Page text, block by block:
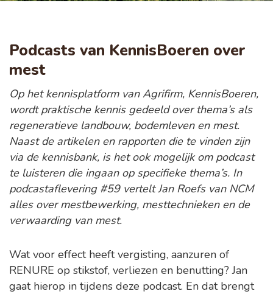
Podcasts van KennisBoeren over
mest
Op het kennisplatform van Agrifirm, KennisBoeren,
wordt praktische kennis gedeeld over thema’s als
regeneratieve landbouw, bodemleven en mest.
Naast de artikelen en rapporten die te vinden zijn
via de kennisbank, is het ook mogelijk om podcast
te luisteren die ingaan op specifieke thema’s. In
podcastaflevering #59 vertelt Jan Roefs van NCM
alles over mestbewerking, mesttechnieken en de
verwaarding van mest.
Wat voor effect heeft vergisting, aanzuren of
RENURE op stikstof, verliezen en benutting? Jan
gaat hierop in tijdens deze podcast. En dat brengt